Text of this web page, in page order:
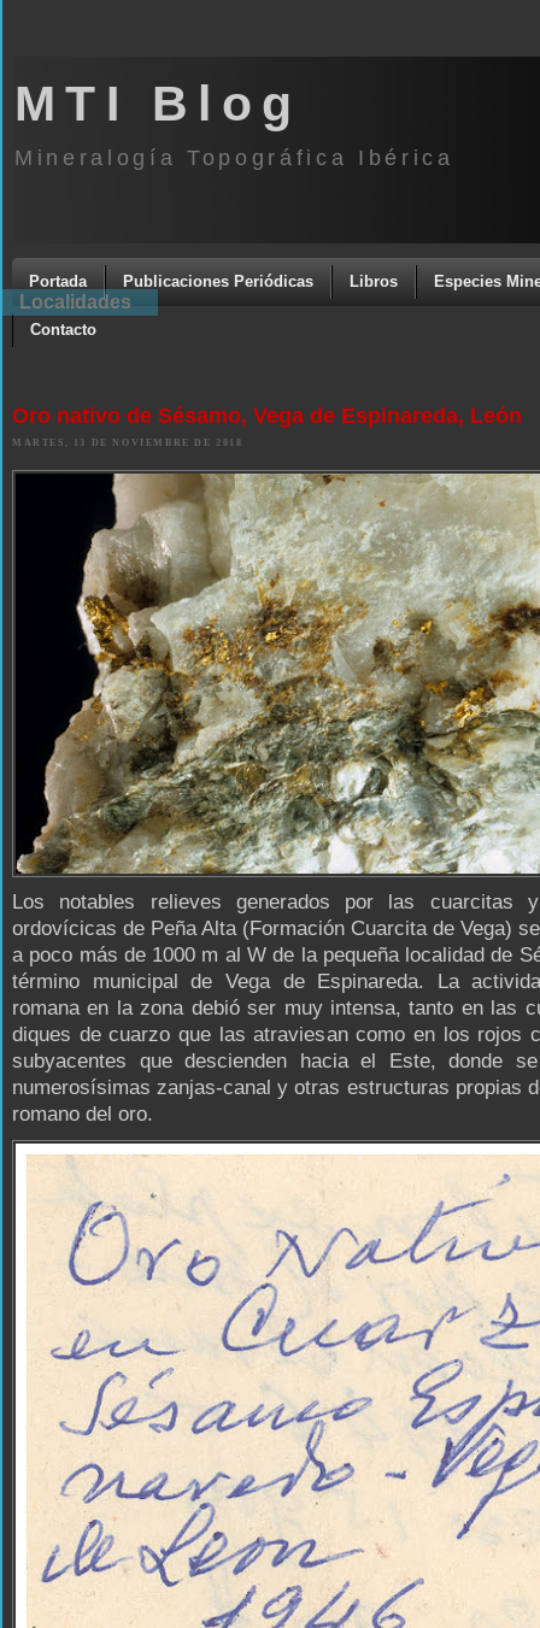
MTI Blog
Mineralogía Topográfica Ibérica
Portada Publicaciones Periódicas Libros Especies
Contacto
Oro nativo de Sésamo, Vega de Espinareda, León
MARTES, 13 DE NOVIEMBRE DE 2018
Los notables relieves generados por las cuarcitas
ordovícicas de Peña Alta (Formación Cuarcita de Vega)
a poco más de 1000 m al W de la pequeña localidad de
término municipal de Vega de Espinareda. La
romana en la zona debió ser muy intensa, tanto en las
diques de cuarzo que las atraviesan como en los rojos
subyacentes que descienden hacia el Este, donde
numerosísimas zanjas-canal y otras estructuras propias
romano del oro.
Localidades